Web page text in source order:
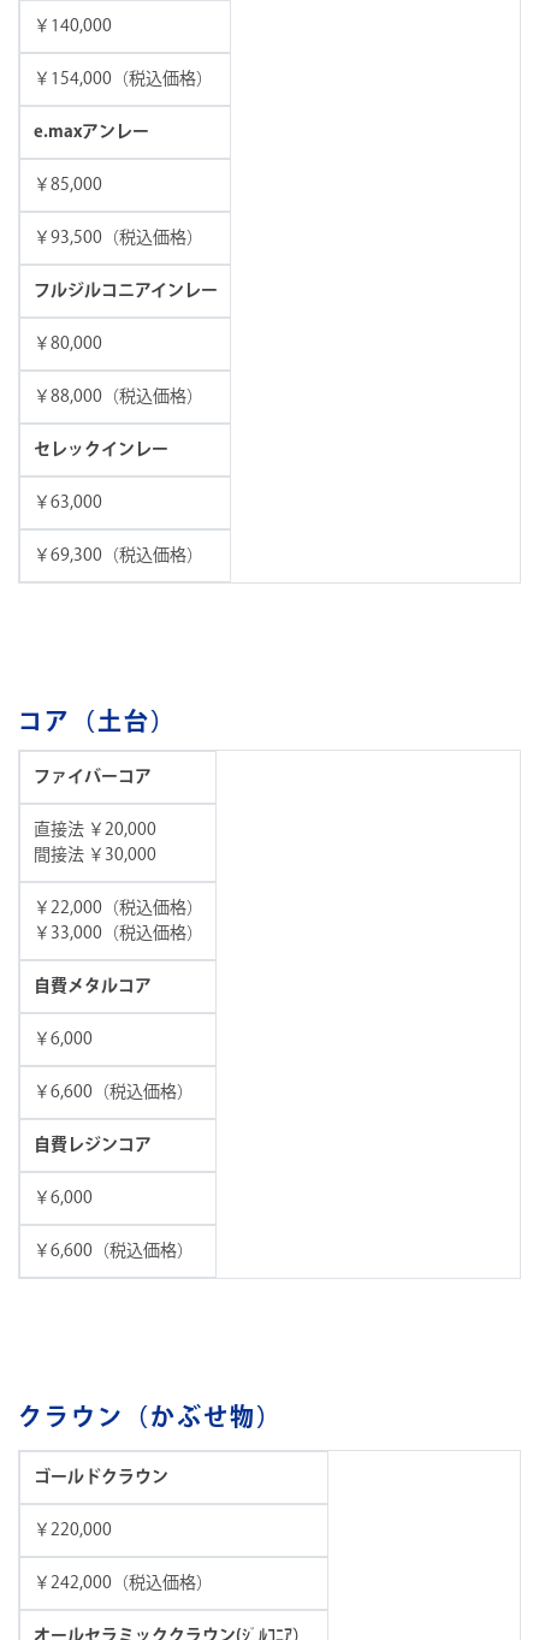
￥140,000
￥154,000（税込価格）
e.maxアンレー
￥85,000
￥93,500（税込価格）
フルジルコニアインレー
￥80,000
￥88,000（税込価格）
セレックインレー
￥63,000
￥69,300（税込価格）
コア（土台）
ファイバーコア
直接法 ￥20,000
間接法 ￥30,000
￥22,000（税込価格）
￥33,000（税込価格）
自費メタルコア
￥6,000
￥6,600（税込価格）
自費レジンコア
￥6,000
￥6,600（税込価格）
クラウン（かぶせ物）
ゴールドクラウン
￥220,000
￥242,000（税込価格）
オールセラミッククラウン(ｼﾞﾙｺﾆｱ）